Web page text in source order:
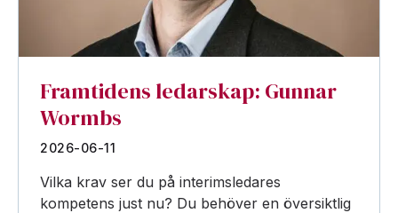
Framtidens ledarskap: Gunnar
Wormbs
2026-06-11
Vilka krav ser du på interimsledares
kompetens just nu? Du behöver en översiktlig